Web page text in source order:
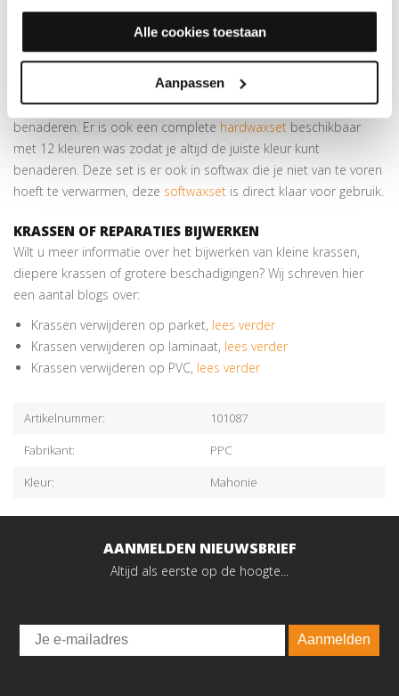
Alle cookies toestaan
Aanpassen
Simpelweg de was verwarmen en in de beschadiging smeren
spatel. Indien gewenst kun je een aantal
wasstaafjes met elkaar combineren om de juiste kleur te
benaderen. Er is ook een complete hardwaxset beschikbaar
met 12 kleuren was zodat je altijd de juiste kleur kunt
benaderen. Deze set is er ook in softwax die je niet van te voren
hoeft te verwarmen, deze softwaxset is direct klaar voor gebruik.
KRASSEN OF REPARATIES BIJWERKEN
Wilt u meer informatie over het bijwerken van kleine krassen,
diepere krassen of grotere beschadigingen? Wij schreven hier
een aantal blogs over:
Krassen verwijderen op parket, lees verder
Krassen verwijderen op laminaat, lees verder
Krassen verwijderen op PVC, lees verder
Artikelnummer:
101087
Fabrikant:
PPC
Kleur:
Mahonie
AANMELDEN NIEUWSBRIEF
Altijd als eerste op de hoogte...
Email
Aanmelden